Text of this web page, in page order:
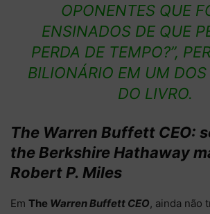
OPONENTES QUE
ENSINADOS DE QUE
PERDA DE TEMPO?”,
BILIONÁRIO EM UM
DO LIVRO.
The Warren Buffett CEO:
the Berkshire Hathaway
Robert P. Miles
Em The Warren Buffett CEO, ainda não